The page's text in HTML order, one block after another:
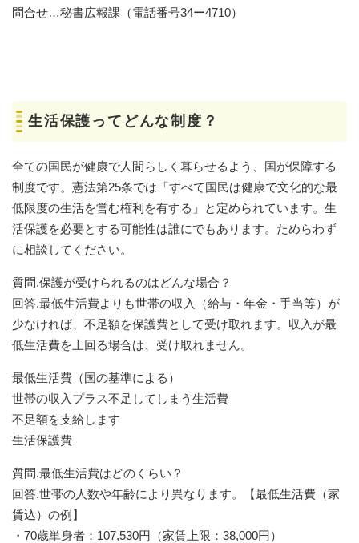
問合せ…秘書広報課（電話番号34ー4710）
生活保護ってどんな制度？
全ての国民が健康で人間らしく暮らせるよう、国が保障する
制度です。憲法第25条では「すべて国民は健康で文化的な最
低限度の生活を営む権利を有する」と定められています。生
活保護を必要とする可能性は誰にでもあります。ためらわず
に相談してください。
質問.保護が受けられるのはどんな場合？
回答.最低生活費よりも世帯の収入（給与・年金・手当等）が
少なければ、不足額を保護費として受け取れます。収入が最
低生活費を上回る場合は、受け取れません。
最低生活費（国の基準による）
世帯の収入プラス不足してしまう生活費
不足額を支給します
生活保護費
質問.最低生活費はどのくらい？
回答.世帯の人数や年齢により異なります。【最低生活費（家
賃込）の例】
・70歳単身者：107,530円（家賃上限：38,000円）